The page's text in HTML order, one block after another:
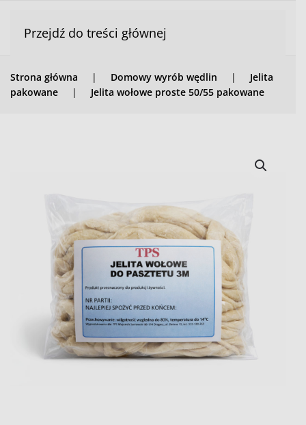
Przejdź do treści głównej
Strona główna Domowy wyrób wędlin
Jelita
pakowane
Jelita wołowe proste 50/55 pakowane